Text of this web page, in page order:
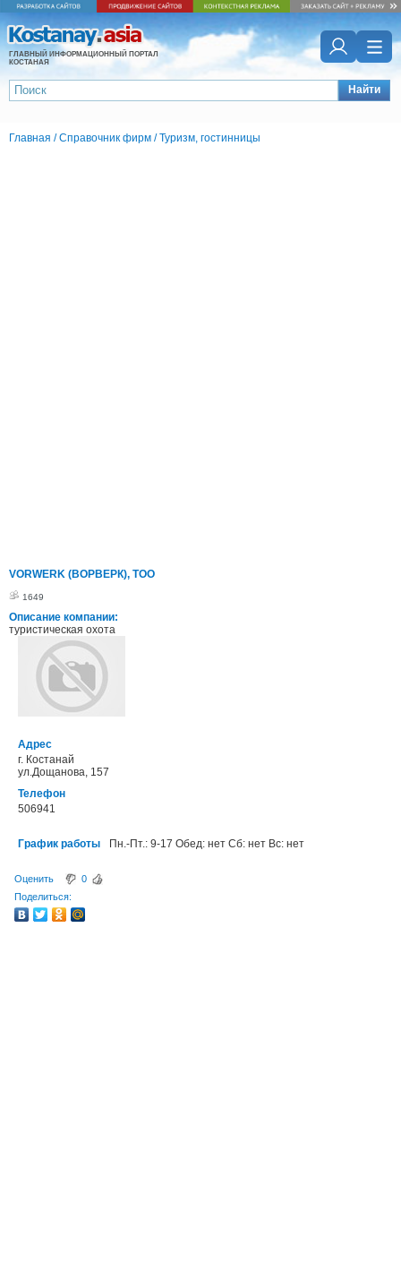
ГЛАВНЫЙ ИНФОРМАЦИОННЫЙ ПОРТАЛ
КОСТАНАЯ
Найти
Главная /Справочник фирм /Туризм, гостинницы
VORWERK (ВОРВЕРК), ТОО
1649
Описание компании:
туристическая охота
Адрес
г. Костанай
ул.Дощанова, 157
Телефон
506941
График работы Пн.-Пт.: 9-17 Обед: нет Сб: нет Вс: нет
Оценить
0
Поделиться: